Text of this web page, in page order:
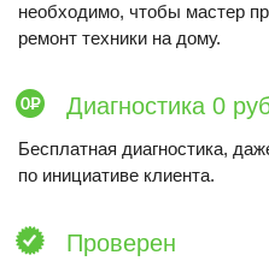
необходимо, чтобы мастер
ремонт техники на дому.
Диагностика 0
Бесплатная диагностика,
по инициативе клиента.
Проверен